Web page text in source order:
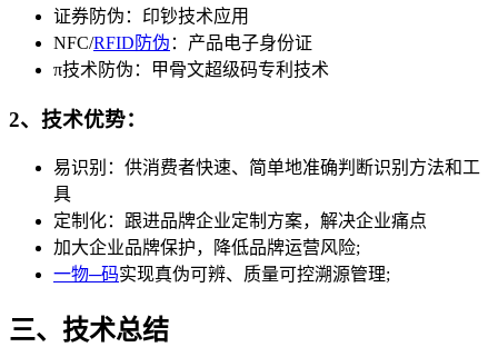
证券防伪：印钞技术应用
NFC/RFID防伪 ：产品电子身份证
π技术防伪：甲骨文超级码专利技术
2、技术优势：
易识别：供消费者快速、简单地准确判断识别方法和工
具
定制化：跟进品牌企业定制方案，解决企业痛点
加大企业品牌保护，降低品牌运营风险;
一物─码实现真伪可辨、质量可控溯源管理;
三、技术总结